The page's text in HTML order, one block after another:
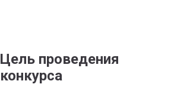
Цель проведения
конкурса